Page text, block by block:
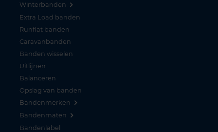
Winterbanden
Extra Load banden
Runflat banden
Caravanbanden
Banden wisselen
Uitlijnen
Balanceren
Opslag van banden
Bandenmerken
Bandenmaten
Bandenlabel